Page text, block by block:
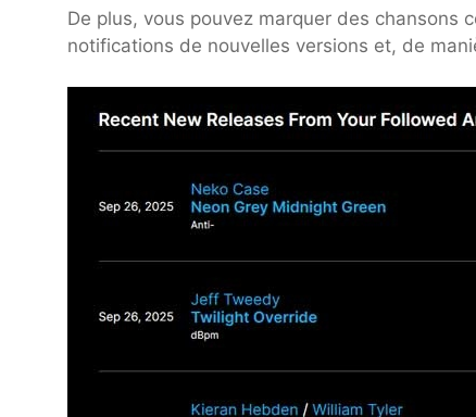
De plus, vous pouvez marquer des chansons
notifications de nouvelles versions et, de